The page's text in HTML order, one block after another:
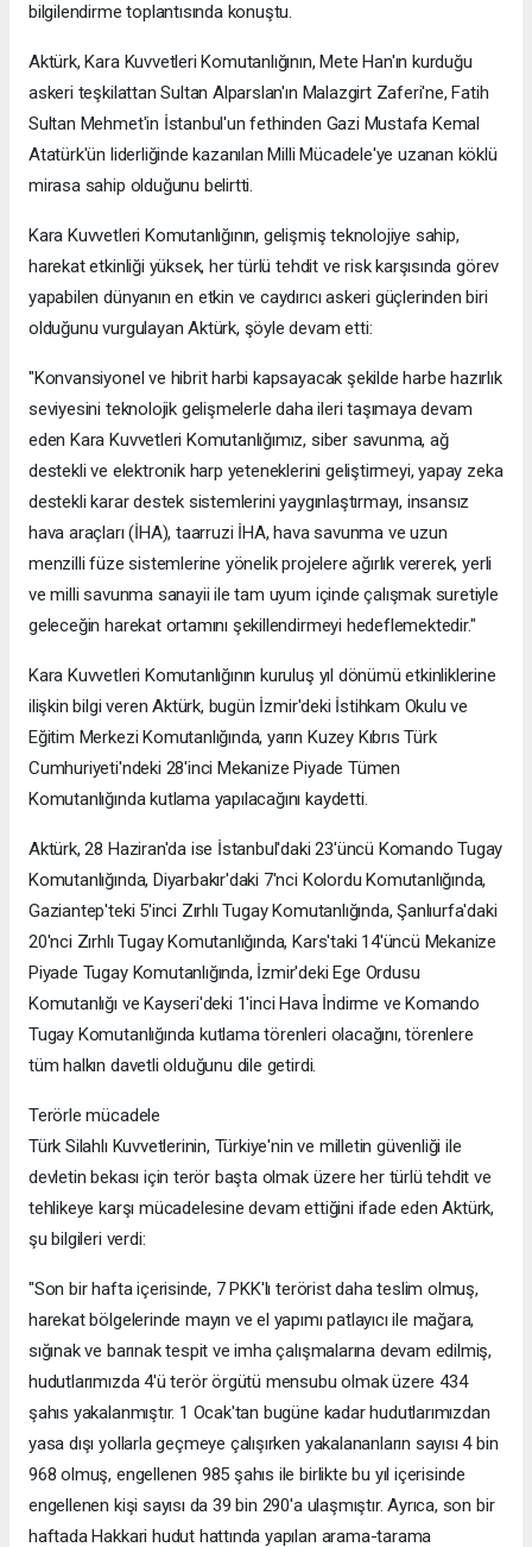
bilgilendirme toplantısında konuştu.
Aktürk, Kara Kuvvetleri Komutanlığının, Mete Han'ın kurduğu
askeri teşkilattan Sultan Alparslan'ın Malazgirt Zaferi'ne, Fatih
Sultan Mehmet'in İstanbul'un fethinden Gazi Mustafa Kemal
Atatürk'ün liderliğinde kazanılan Milli Mücadele'ye uzanan köklü
mirasa sahip olduğunu belirtti.
Kara Kuvvetleri Komutanlığının, gelişmiş teknolojiye sahip,
harekat etkinliği yüksek, her türlü tehdit ve risk karşısında görev
yapabilen dünyanın en etkin ve caydırıcı askeri güçlerinden biri
olduğunu vurgulayan Aktürk, şöyle devam etti:
"Konvansiyonel ve hibrit harbi kapsayacak şekilde harbe hazırlık
seviyesini teknolojik gelişmelerle daha ileri taşımaya devam
eden Kara Kuvvetleri Komutanlığımız, siber savunma, ağ
destekli ve elektronik harp yeteneklerini geliştirmeyi, yapay zeka
destekli karar destek sistemlerini yaygınlaştırmayı, insansız
hava araçları (İHA), taarruzi İHA, hava savunma ve uzun
menzilli füze sistemlerine yönelik projelere ağırlık vererek, yerli
ve milli savunma sanayii ile tam uyum içinde çalışmak suretiyle
geleceğin harekat ortamını şekillendirmeyi hedeflemektedir."
Kara Kuvvetleri Komutanlığının kuruluş yıl dönümü etkinliklerine
ilişkin bilgi veren Aktürk, bugün İzmir'deki İstihkam Okulu ve
Eğitim Merkezi Komutanlığında, yarın Kuzey Kıbrıs Türk
Cumhuriyeti'ndeki 28'inci Mekanize Piyade Tümen
Komutanlığında kutlama yapılacağını kaydetti.
Aktürk, 28 Haziran'da ise İstanbul'daki 23'üncü Komando Tugay
Komutanlığında, Diyarbakır'daki 7'nci Kolordu Komutanlığında,
Gaziantep'teki 5'inci Zırhlı Tugay Komutanlığında, Şanlıurfa'daki
20'nci Zırhlı Tugay Komutanlığında, Kars'taki 14'üncü Mekanize
Piyade Tugay Komutanlığında, İzmir'deki Ege Ordusu
Komutanlığı ve Kayseri'deki 1'inci Hava İndirme ve Komando
Tugay Komutanlığında kutlama törenleri olacağını, törenlere
tüm halkın davetli olduğunu dile getirdi.
Terörle mücadele
Türk Silahlı Kuvvetlerinin, Türkiye'nin ve milletin güvenliği ile
devletin bekası için terör başta olmak üzere her türlü tehdit ve
tehlikeye karşı mücadelesine devam ettiğini ifade eden Aktürk,
şu bilgileri verdi:
"Son bir hafta içerisinde, 7 PKK'lı terörist daha teslim olmuş,
harekat bölgelerinde mayın ve el yapımı patlayıcı ile mağara,
sığınak ve barınak tespit ve imha çalışmalarına devam edilmiş,
hudutlarımızda 4'ü terör örgütü mensubu olmak üzere 434
şahıs yakalanmıştır. 1 Ocak'tan bugüne kadar hudutlarımızdan
yasa dışı yollarla geçmeye çalışırken yakalananların sayısı 4 bin
968 olmuş, engellenen 985 şahıs ile birlikte bu yıl içerisinde
engellenen kişi sayısı da 39 bin 290'a ulaşmıştır. Ayrıca, son bir
haftada Hakkari hudut hattında yapılan arama-tarama